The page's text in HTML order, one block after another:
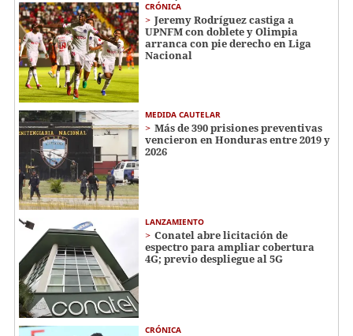
CRÓNICA
Jeremy Rodríguez castiga a
UPNFM con doblete y Olimpia
arranca con pie derecho en Liga
Nacional
MEDIDA CAUTELAR
Más de 390 prisiones preventivas
vencieron en Honduras entre 2019 y
2026
LANZAMIENTO
Conatel abre licitación de
espectro para ampliar cobertura
4G; previo despliegue al 5G
CRÓNICA